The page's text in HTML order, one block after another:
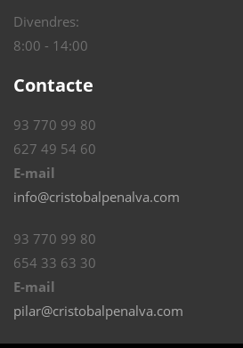
Divendres:
8:00 - 14:00
Contacte
93 770 99 80
627 49 54 60
E-mail
info@cristobalpenalva.com
93 770 99 80
654 33 63 30
E-mail
pilar@cristobalpenalva.com